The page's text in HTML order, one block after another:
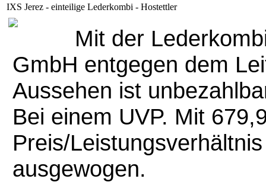
IXS Jerez - einteilige Lederkombi - Hostettler
Mit der
GmbH entgegen dem
Aussehen ist
Bei einem UVP. Mit
Preis/
ausgewogen.